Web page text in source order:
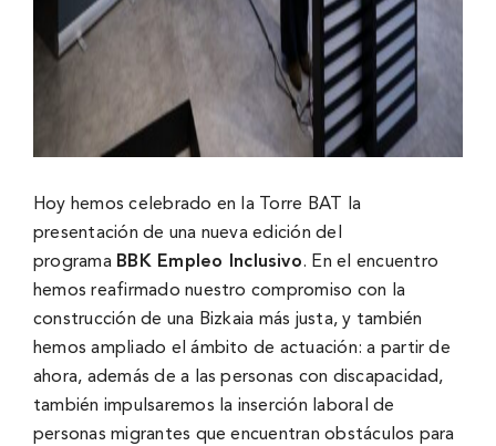
Hoy hemos celebrado en la Torre BAT la
presentación de una nueva edición del
programa BBK Empleo Inclusivo. En el encuentro
hemos reafirmado nuestro compromiso con la
construcción de una Bizkaia más justa, y también
hemos ampliado el ámbito de actuación: a partir de
ahora, además de a las personas con discapacidad,
también impulsaremos la inserción laboral de
personas migrantes que encuentran obstáculos para